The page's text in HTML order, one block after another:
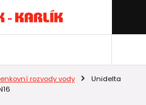
rozvody vody
Unidelta